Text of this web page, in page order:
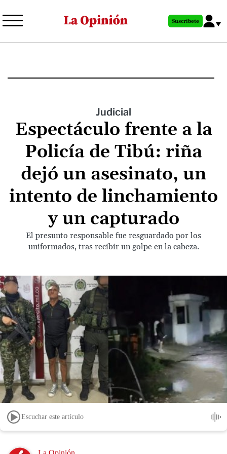
al
principal
Suscríbete
Judicial
Espectáculo frente a la
Policía de Tibú: riña
dejó un asesinato, un
intento de linchamiento
y un capturado
El presunto responsable fue resguardado por los
uniformados, tras recibir un golpe en la cabeza.
Escuchar este artículo